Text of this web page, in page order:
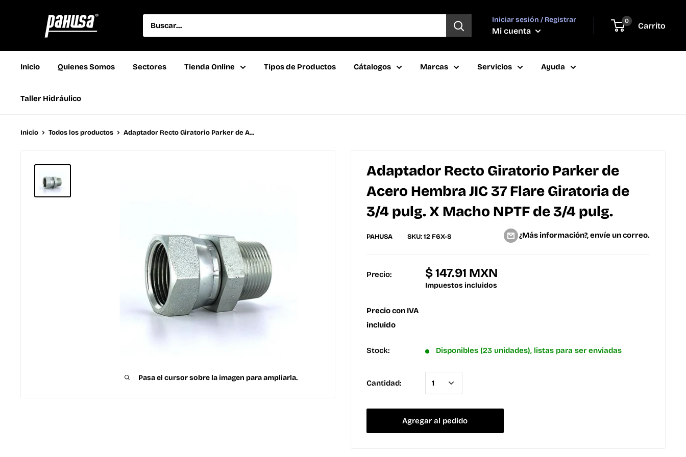
Iniciar sesión / Registrar
Mi cuenta
0 Carrito
Inicio Quienes Somos Sectores Tienda Online Tipos de Productos Cátalogos Marcas Servicios Ayuda
Taller Hidráulico
Inicio Todos los productos Adaptador Recto Giratorio Parker de A...
Pasa el cursor sobre la imagen para ampliarla.
Adaptador Recto Giratorio Parker de
Acero Hembra JIC 37 Flare Giratoria de
3/4 pulg. X Macho NPTF de 3/4 pulg.
PAHUSA SKU:12 F6X-S ¿Más información?, envíe un correo.
Precio: $ 147.91 MXN
Impuestos incluidos
Precio con IVA
incluido
Stock: Disponibles (23 unidades), listas para ser enviadas
Cantidad:
Agregar al pedido